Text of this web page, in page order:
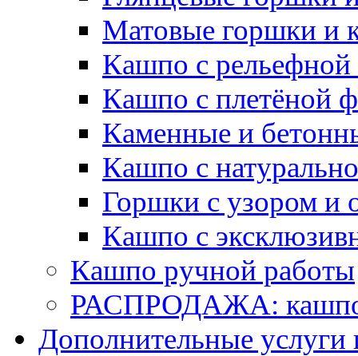
Матовые горшки и
Кашпо с рельефной
Кашпо с плетёной
Каменные и
Кашпо с
Горшки с узором и
Кашпо с
Кашпо ручной работы
РАСПРОДАЖА: кашпо
Дополнительные услуги